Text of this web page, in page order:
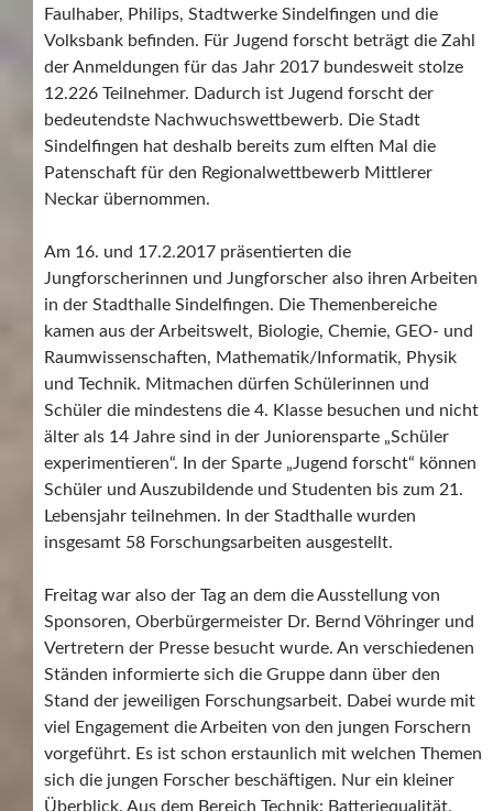
Faulhaber, Philips, Stadtwerke Sindelfingen und die
Volksbank befinden. Für Jugend forscht beträgt die Zahl
der Anmeldungen für das Jahr 2017 bundesweit stolze
12.226 Teilnehmer. Dadurch ist Jugend forscht der
bedeutendste Nachwuchswettbewerb. Die Stadt
Sindelfingen hat deshalb bereits zum elften Mal die
Patenschaft für den Regionalwettbewerb Mittlerer
Neckar übernommen.
Am 16. und 17.2.2017 präsentierten die
Jungforscherinnen und Jungforscher also ihren Arbeiten
in der Stadthalle Sindelfingen. Die Themenbereiche
kamen aus der Arbeitswelt, Biologie, Chemie, GEO- und
Raumwissenschaften, Mathematik/Informatik, Physik
und Technik. Mitmachen dürfen Schülerinnen und
Schüler die mindestens die 4. Klasse besuchen und nicht
älter als 14 Jahre sind in der Juniorensparte „Schüler
experimentieren“. In der Sparte „Jugend forscht“ können
Schüler und Auszubildende und Studenten bis zum 21.
Lebensjahr teilnehmen. In der Stadthalle wurden
insgesamt 58 Forschungsarbeiten ausgestellt.
Freitag war also der Tag an dem die Ausstellung von
Sponsoren, Oberbürgermeister Dr. Bernd Vöhringer und
Vertretern der Presse besucht wurde. An verschiedenen
Ständen informierte sich die Gruppe dann über den
Stand der jeweiligen Forschungsarbeit. Dabei wurde mit
viel Engagement die Arbeiten von den jungen Forschern
vorgeführt. Es ist schon erstaunlich mit welchen Themen
sich die jungen Forscher beschäftigen. Nur ein kleiner
Überblick. Aus dem Bereich Technik: Batteriequalität,